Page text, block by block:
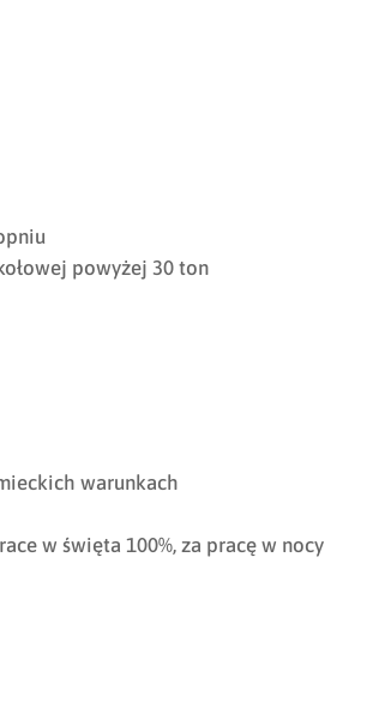
powyżej 30 ton
warunkach
w święta 100%, za pracę w nocy